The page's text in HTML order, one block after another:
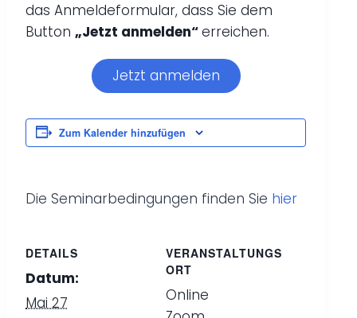
das Anmeldeformular, dass Sie dem
Button „Jetzt anmelden“erreichen.
Jetzt anmelden
Zum Kalender hinzufügen
Die Seminarbedingungen finden Sie hier
DETAILS
Datum:
Mai 27
VERANSTALTUNGS
ORT
Online